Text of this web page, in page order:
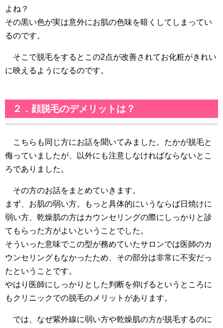
よね？
その黒い色が実は意外にお肌の色味を暗くしてしまってい
るのです。
そこで脱毛をするとこの2点が改善されてお化粧がきれい
に映えるようになるのです。
２．顔脱毛のデメリットは？
こちらも同じ方にお話を聞いてみました。たかが脱毛と
侮っていましたが、以外にも注意しなければならないとこ
ろでありました。
その方のお話をまとめていきます。
まず、お肌の弱い方。もっと具体的にいうならば日焼けに
弱い方、乾燥肌の方はカウンセリングの際にしっかりと診
てもらった方がよいということでした。
そういった意味でこの型が務めていたサロンでは医師のカ
ウンセリングもなかったため、その部分は非常に不安だっ
たということです。
やはり医師にしっかりとした判断を仰げるというところに
もクリニックでの脱毛のメリットがあります。
では、なぜ紫外線に弱い方や乾燥肌の方が脱毛するのに